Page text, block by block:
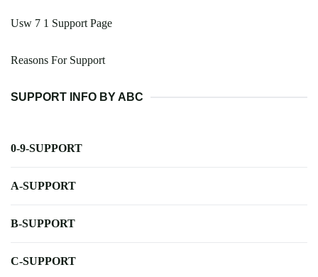
Usw 7 1 Support Page
Reasons For Support
SUPPORT INFO BY ABC
0-9-SUPPORT
A-SUPPORT
B-SUPPORT
C-SUPPORT